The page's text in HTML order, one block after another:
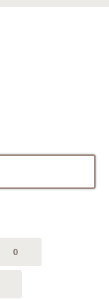
0